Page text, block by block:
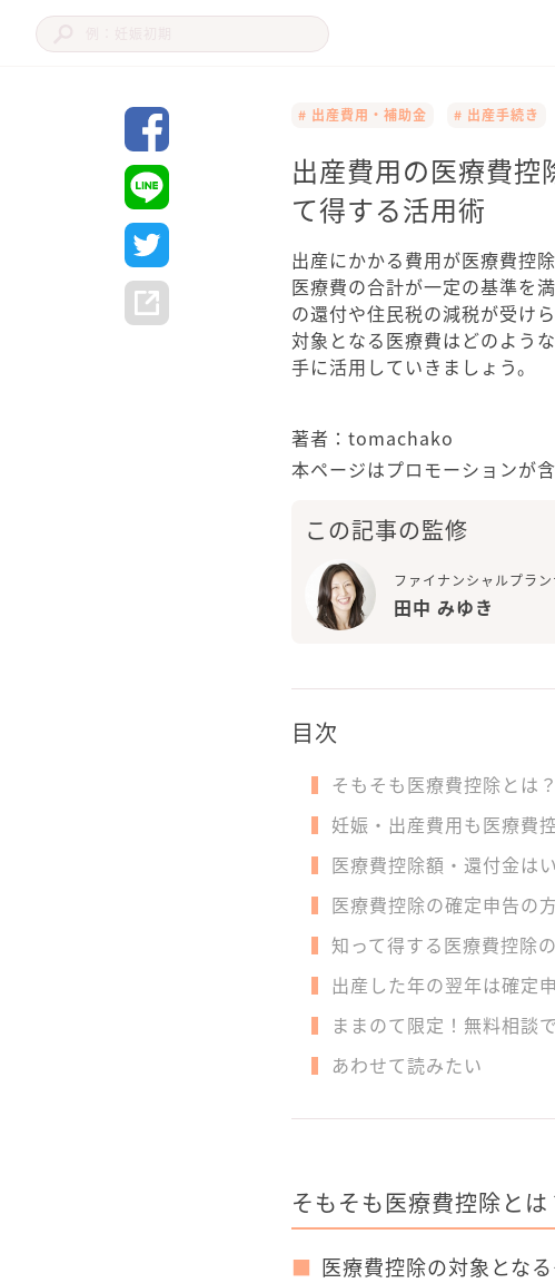
# 出産費用・補助金 # 出産手続き
出産費用の医療費控
て得する活用術
出産にかかる費用が医療費控
医療費の合計が一定の基準を
の還付や住民税の減税が受け
対象となる医療費はどのよう
手に活用していきましょう。
著者：tomachako
本ページはプロモーションが
この記事の監修
ファイナンシャルプラン
田中 みゆき
目次
そもそも医療費控除とは？
妊娠・出産費用も医療費
医療費控除額・還付金は
医療費控除の確定申告の
知って得する医療費控除
出産した年の翌年は確定
ままのて限定！無料相談
あわせて読みたい
そもそも医療費控除とは
医療費控除の対象とな